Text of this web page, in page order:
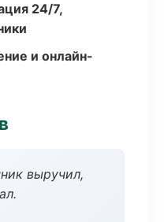
24/7,
и онлайн-
выручил,